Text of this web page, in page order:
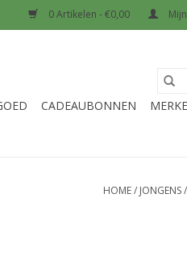
0 Artikelen - €0,00
CADEAUBONNEN
HOME/ JONGENS/